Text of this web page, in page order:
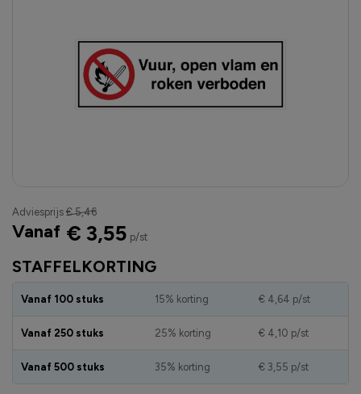
STAFFELKORTING
Vanaf 100 stuks 15% korting € 4,64 p/st
Vanaf 250 stuks 25% korting € 4,10 p/st
Vanaf 500 stuks 35% korting € 3,55 p/st
Adviesprijs € 5,46
Vanaf € 3,55 p/st